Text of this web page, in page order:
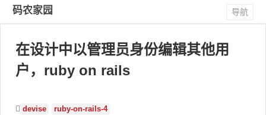
码农家园 导航
在设计中以管理员身份编辑其他用
户，ruby on rails
devise ruby-on-rails-4